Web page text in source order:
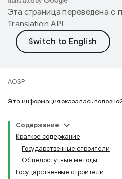
Эта страница переведена с
Translation API.
AOSP
Эта информация оказалась
Содержание
Краткое содержание
Государственные строители
Общедоступные методы
Государственные строители